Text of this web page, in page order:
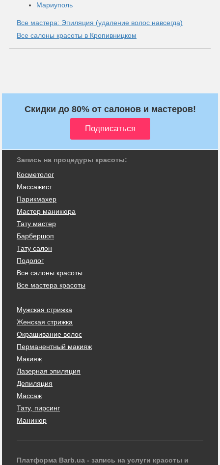
Мариуполь
Все мастера: Эпиляция (удаление волос навсегда)
Все салоны красоты в Кропивницком
Скидки до 80% от салонов и мастеров!
Запись на процедуры красоты:
Косметолог
Массажист
Парикмахер
Мастер маникюра
Тату мастер
Барбершоп
Тату салон
Подолог
Все салоны красоты
Все мастера красоты
Мужская стрижка
Женская стрижка
Окрашивание волос
Перманентный макияж
Макияж
Лазерная эпиляция
Депиляция
Массаж
Тату, пирсинг
Маникюр
Платформа Barb.ua - запись на услуги красоты и